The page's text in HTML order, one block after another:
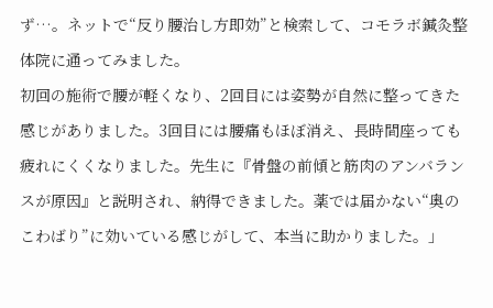
ず…。ネットで“反り腰治し方即効”と検索して、コモラボ鍼灸整
体院に通ってみました。
初回の施術で腰が軽くなり、2回目には姿勢が自然に整ってきた
感じがありました。3回目には腰痛もほぼ消え、長時間座っても
疲れにくくなりました。先生に『骨盤の前傾と筋肉のアンバラン
スが原因』と説明され、納得できました。薬では届かない“奥の
こわばり”に効いている感じがして、本当に助かりました。」